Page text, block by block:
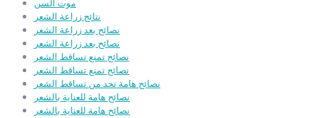
موت السن
نتائج زراعة الشعر
نصائح بعد زراعة الشعر
نصائح بعد زراعة الشعر
نصائح تمنع تساقط الشعر
نصائح تمنع تساقط الشعر
نصائح هامة تحد من تساقط الشعر
نصائح هامة للعناية بالشعر
نصائح هامة للعناية بالشعر